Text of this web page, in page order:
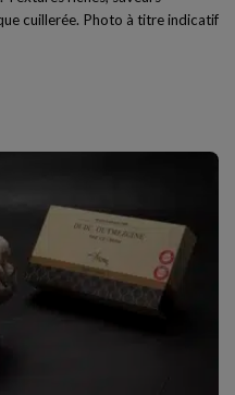
cuillerée. Photo à titre indicatif